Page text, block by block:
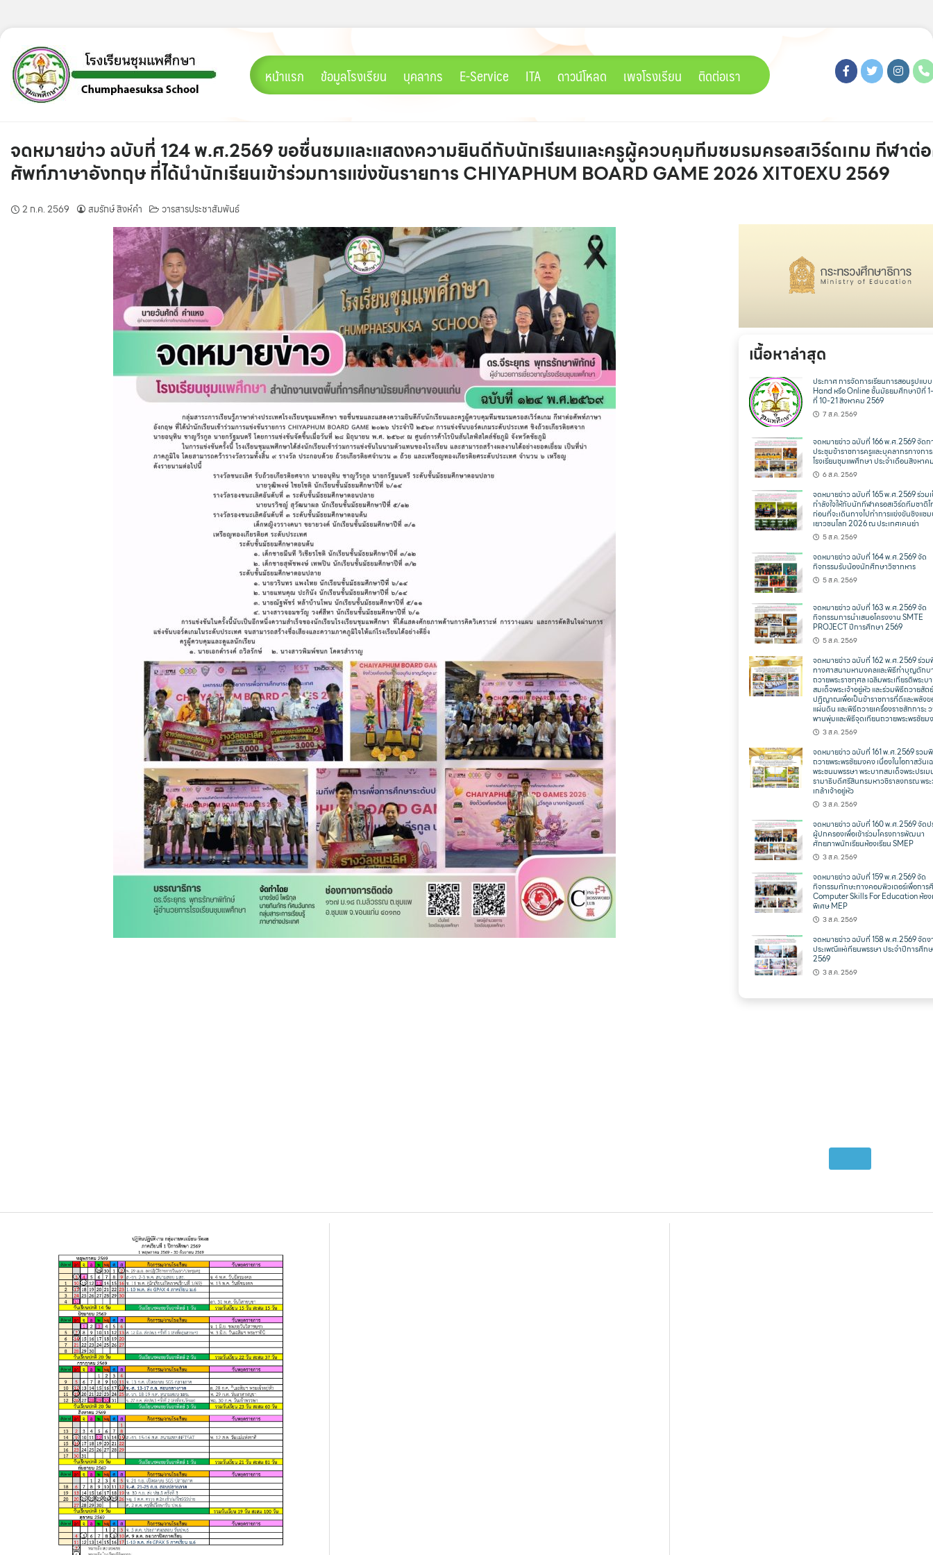
content
หน้าแรก ข้อมูลโรงเรียน บุคลากร E-Service ITA ดาวน์โหลด เพจโรงเรียน ติดต่อเรา
จดหมายข่าว ฉบับที่ 124 พ.ศ.2569 ขอชื่นชมและแสดงความยินดีกับนักเรียนและครูผู้ควบคุมทีมชมรมครอสเวิร์ดเกม กีฬาต่
ศัพท์ภาษาอังกฤษ ที่ได้นำนักเรียนเข้าร่วมการแข่งขันรายการ CHIYAPHUM BOARD GAME 2026 XIT0EXU 2569
2 ก.ค. 2569 สมรักษ์ สิงห์คำ วารสารประชาสัมพันธ์
เนื้อหาล่าสุด
ประกาศ การจัดการเรียนการสอนรูปแบ
Hand หรือ Online ชั้นมัธยมศึกษาปีที่
ที่ 10-21 สิงหาคม 2569
7 ส.ค. 2569
จดหมายข่าว ฉบับที่ 166 พ.ศ.2569 จัดก
ประชุมข้าราชการครูและบุคลากรทางกา
โรงเรียนชุมแพศึกษา ประจำเดือนสิงหาค
6 ส.ค. 2569
จดหมายข่าว ฉบับที่ 165 พ.ศ.2569 ร่วม
กำลังใจให้กับนักกีฬาครอสเวิร์ดทีมชาติ
ก่อนที่จะเดินทางไปทำการแข่งขันชิงแช
เยาวชนโลก 2026 ณ ประเทศเคนย่า
5 ส.ค. 2569
จดหมายข่าว ฉบับที่ 164 พ.ศ.2569 จัด
กิจกรรมรับน้องนักศึกษาวิชาทหาร
5 ส.ค. 2569
จดหมายข่าว ฉบับที่ 163 พ.ศ.2569 จัด
กิจกรรมการนำเสนอโครงงาน SMTE
PROJECT ปีการศึกษา 2569
5 ส.ค. 2569
จดหมายข่าว ฉบับที่ 162 พ.ศ.2569 ร่วม
ทางศาสนามหามงคลและพิธีทำบุญตักบ
ถวายพระราชกุศล เฉลิมพระเกียรติพระบ
สมเด็จพระเจ้าอยู่หัว และร่วมพิธีถวายสัต
ปฏิญาณเพื่อเป็นข้าราชการที่ดีและพลังข
แผ่นดิน และพิธีถวายเครื่องราชสักการะ
พานพุ่มและพิธีจุดเทียนถวายพระพรชัยม
3 ส.ค. 2569
จดหมายข่าว ฉบับที่ 161 พ.ศ.2569 รวม
ถวายพระพรชัยมงคง เนื่องในโอกาสวันเ
พระชนมพรรษา พระบาทสมเด็จพระปรเ
รามาธิบดีศรีสินทรมหาวชิราลงกรณ พร
เกล้าเจ้าอยู่หัว
3 ส.ค. 2569
จดหมายข่าว ฉบับที่ 160 พ.ศ.2569 จัดป
ผู้ปกครองเพื่อเข้าร่วมโครงการพัฒนา
ศักยภาพนักเรียนห้องเรียน SMEP
3 ส.ค. 2569
จดหมายข่าว ฉบับที่ 159 พ.ศ.2569 จัด
กิจกรรมทักษะทางคอมพิวเตอร์เพื่อการ
Computer Skills For Education ห้อง
พิเศษ MEP
3 ส.ค. 2569
จดหมายข่าว ฉบับที่ 158 พ.ศ.2569 จัดง
ประเพณีแห่เทียนพรรษา ประจำปีการศึก
2569
3 ส.ค. 2569